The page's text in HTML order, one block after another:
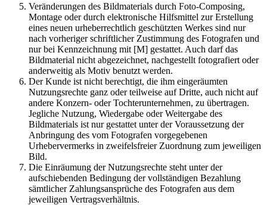
Veränderungen des Bildmaterials durch Foto-Composing,
Montage oder durch elektronische Hilfsmittel zur Erstellung
eines neuen urheberrechtlich geschützten Werkes sind nur
nach vorheriger schriftlicher Zustimmung des Fotografen und
nur bei Kennzeichnung mit [M] gestattet. Auch darf das
Bildmaterial nicht abgezeichnet, nachgestellt fotografiert oder
anderweitig als Motiv benutzt werden.
Der Kunde ist nicht berechtigt, die ihm eingeräumten
Nutzungsrechte ganz oder teilweise auf Dritte, auch nicht auf
andere Konzern- oder Tochterunternehmen, zu übertragen.
Jegliche Nutzung, Wiedergabe oder Weitergabe des
Bildmaterials ist nur gestattet unter der Voraussetzung der
Anbringung des vom Fotografen vorgegebenen
Urhebervermerks in zweifelsfreier Zuordnung zum jeweiligen
Bild.
Die Einräumung der Nutzungsrechte steht unter der
aufschiebenden Bedingung der vollständigen Bezahlung
sämtlicher Zahlungsansprüche des Fotografen aus dem
jeweiligen Vertragsverhältnis.